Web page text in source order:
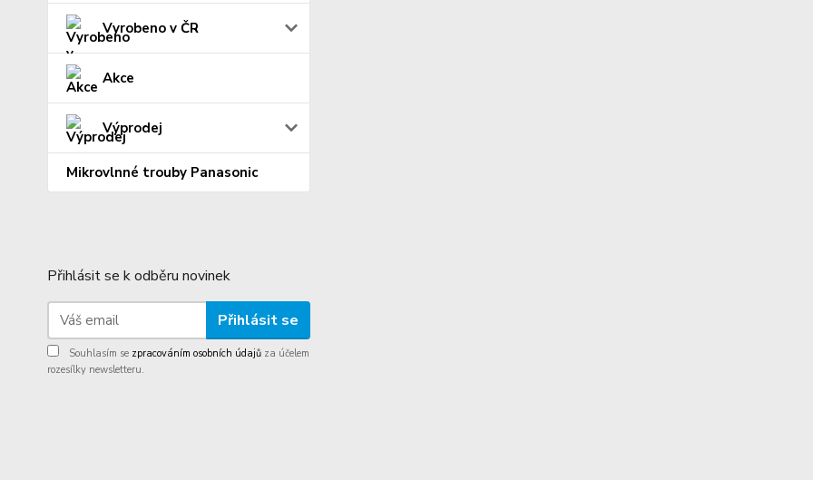
Vyrobeno v ČR
Akce
Výprodej
Mikrovlnné trouby Panasonic
Přihlásit se k odběru novinek
Přihlásit se
Souhlasím se zpracováním osobních údajů za účelem
rozesílky newsletteru.